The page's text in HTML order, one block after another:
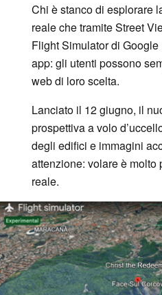
Chi è stanco di esplorare
reale che tramite Street
Flight Simulator di
app: gli utenti possono
web di loro scelta.
Lanciato il 12 giugno, il
prospettiva a volo
degli edifici e immagini
attenzione: volare è
reale.